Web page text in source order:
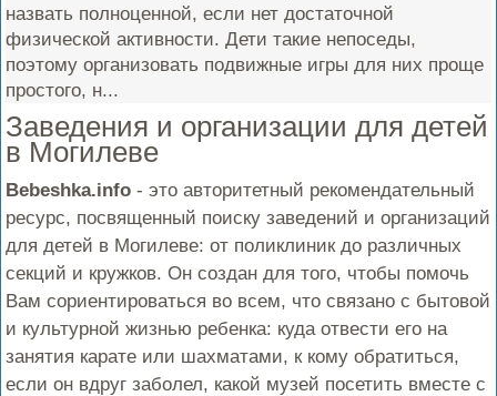
назвать полноценной, если нет достаточной
физической активности. Дети такие непоседы,
поэтому организовать подвижные игры для них проще
простого, н...
Заведения и организации для детей
в Могилеве
Bebeshka.info - это авторитетный рекомендательный
ресурс, посвященный поиску заведений и организаций
для детей в Могилеве: от поликлиник до различных
секций и кружков. Он создан для того, чтобы помочь
Вам сориентироваться во всем, что связано с бытовой
и культурной жизнью ребенка: куда отвести его на
занятия карате или шахматами, к кому обратиться,
если он вдруг заболел, какой музей посетить вместе с